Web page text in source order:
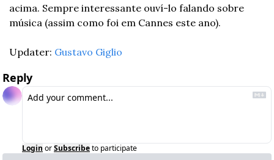
acima. Sempre interessante ouví-lo falando sobre
música (assim como foi em Cannes este ano).
Updater: Gustavo Giglio
Reply
Login orSubscribeto participate